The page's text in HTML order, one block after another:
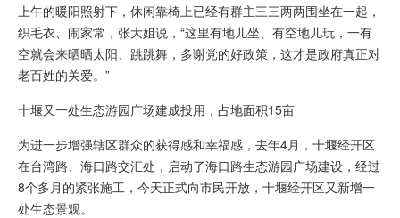
上午的暖阳照射下，休闲靠椅上已经有群主三三两两围坐在一起，
织毛衣、闹家常，张大姐说，“这里有地儿坐、有空地儿玩，一有
空就会来晒晒太阳、跳跳舞，多谢党的好政策，这才是政府真正对
老百姓的关爱。”
十堰又一处生态游园广场建成投用，占地面积15亩
为进一步增强辖区群众的获得感和幸福感，去年4月，十堰经开区
在台湾路、海口路交汇处，启动了海口路生态游园广场建设，经过
8个多月的紧张施工，今天正式向市民开放，十堰经开区又新增一
处生态景观。